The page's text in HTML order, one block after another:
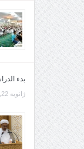
بدء
ژانویه 22, 2013